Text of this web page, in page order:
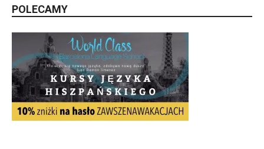
POLECAMY